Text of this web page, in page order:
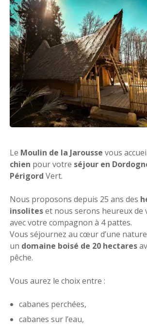
Le Moulin de la Jarousse vous
chien pour votre séjour en
Périgord Vert.
Nous proposons depuis 25 ans des
insoliteset nous serons heureux de
avec votre compagnon à 4 pattes.
Vous séjournez au cœur d’une
un domaine boisé de 20 hectares
pêche.
Vous aurez le choix entre :
cabanes perchées,
cabanes sur l’eau,